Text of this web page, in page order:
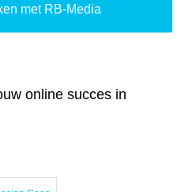
met RB-Media
online succes in